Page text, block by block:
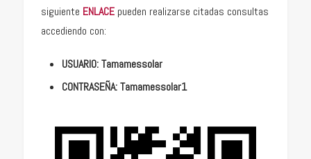
siguiente ENLACEpueden realizarse citadas consultas
accediendo con:
USUARIO: Tamamessolar
CONTRASEÑA: Tamamessolar1